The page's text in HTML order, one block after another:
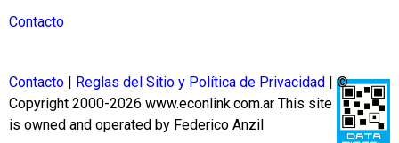
Contacto
Contacto Reglas del Sitio y Política de Privacidad
| ©
Copyright 2000-2026 www.econlink.com.ar This site
is owned and operated by Federico Anzil